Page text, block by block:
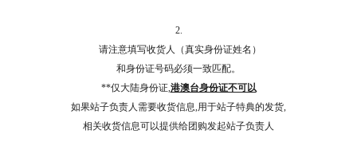
2.
请注意填写收货人（真实身份证姓名）
和身份证号码必须一致匹配。
**仅大陆身份证,港澳台身份证不可以
如果站子负责人需要收货信息,用于站子特典的发货,
相关收货信息可以提供给团购发起站子负责人